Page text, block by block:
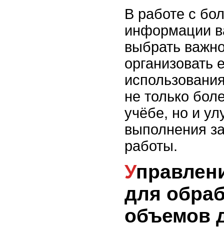
В работе с
информации
выбрать
организовать
не только
учёбе, но и
выполнения
работы.
Управление временем
для
объемов